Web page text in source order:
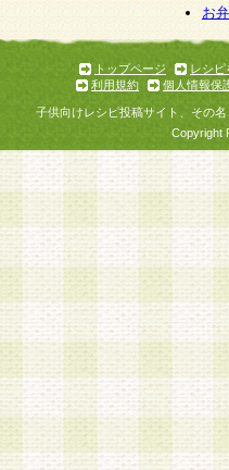
お
トップページ
レシピ
利用規約
個人情報保
子供向けレシピ投稿サイト、その
Copyright